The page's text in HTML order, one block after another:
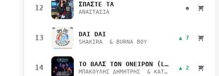
12 ΣΠΑΣΤΕ ΤΑ
ΑΝΑΣΤΑΣΙΑ
●
13 DAI DAI
SHAKIRA & BURNA BOY
▲ 7
14 ΤΟ ΒΑΛΣ ΤΩΝ ΟΝΕΙΡΩΝ (LIVE)
ΜΠΑΚΟΥΛΗΣ ΔΗΜΗΤΡΗΣ & ΚΑΤΣΙΜΙΧΑ ΜΑΡΙΑΝΑ
▲ 2